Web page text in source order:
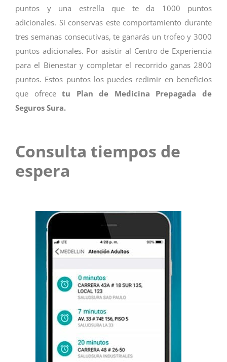
puntos y una estrella que te da 1000 puntos
adicionales. Si conservas este comportamiento durante
tres semanas consecutivas, te ganarás un trofeo y 3000
puntos adicionales. Por asistir al Centro de Experiencia
para el Bienestar y completar el recorrido ganas 2800
puntos. Estos puntos los puedes redimir en beneficios
que ofrecetu Plan de Medicina Prepagada de
Seguros Sura.
Consulta tiempos de
espera